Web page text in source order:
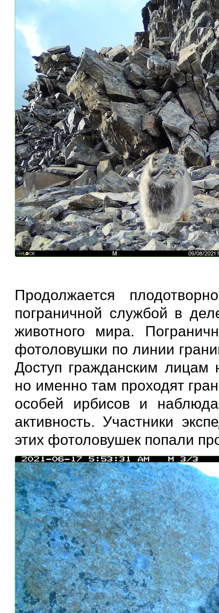
Продолжается
пограничной службой в
животного мира.
фотоловушки по линии
Доступ гражданским лицам
но именно там проходят
особей ирбисов и
активность. Участники
этих фотоловушек попали